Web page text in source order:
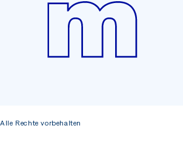
Rechte vorbehalten